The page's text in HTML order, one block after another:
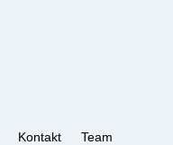
Kontakt
Team